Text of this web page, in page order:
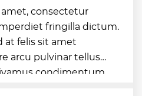
İşletme Müdürlüğü
tribün liderine gözaltı
consectetur
fringilla dictum.
at felis sit amet
arcu pulvinar tellus
condimentum